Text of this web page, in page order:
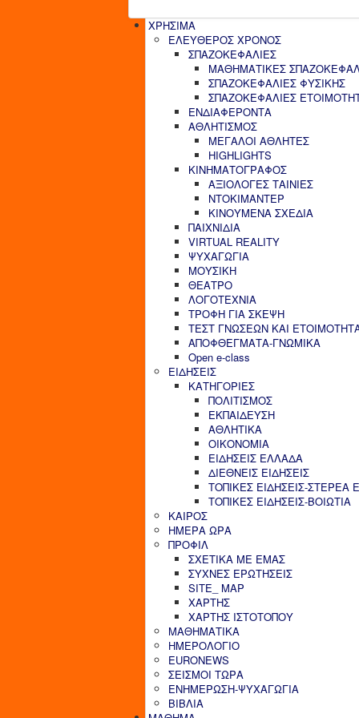
ΧΡΗΣΙΜΑ
ΕΛΕΥΘΕΡΟΣ ΧΡΟΝΟΣ
ΣΠΑΖΟΚΕΦΑΛΙΕΣ
ΜΑΘΗΜΑΤΙΚΕΣ
ΣΠΑΖΟΚΕΦΑΛΙΕΣ ΦΥΣΙΚΗΣ
ΣΠΑΖΟΚΕΦΑΛΙΕΣ
ΕΝΔΙΑΦΕΡΟΝΤΑ
ΑΘΛΗΤΙΣΜΟΣ
ΜΕΓΑΛΟΙ ΑΘΛΗΤΕΣ
HIGHLIGHTS
ΚΙΝΗΜΑΤΟΓΡΑΦΟΣ
ΑΞΙΟΛΟΓΕΣ ΤΑΙΝΙΕΣ
ΝΤΟΚΙΜΑΝΤΕΡ
ΚΙΝΟΥΜΕΝΑ ΣΧΕΔΙΑ
ΠΑΙΧΝΙΔΙΑ
VIRTUAL REALITY
ΨΥΧΑΓΩΓΙΑ
ΜΟΥΣΙΚΗ
ΘΕΑΤΡΟ
ΛΟΓΟΤΕΧΝΙΑ
ΤΡΟΦΗ ΓΙΑ ΣΚΕΨΗ
ΤΕΣΤ ΓΝΩΣΕΩΝ ΚΑΙ
ΑΠΟΦΘΕΓΜΑΤΑ-ΓΝΩΜΙΚΑ
Open e-class
ΕΙΔΗΣΕΙΣ
ΚΑΤΗΓΟΡΙΕΣ
ΠΟΛΙΤΙΣΜΟΣ
ΕΚΠΑΙΔΕΥΣΗ
ΑΘΛΗΤΙΚΑ
ΟΙΚΟΝΟΜΙΑ
ΕΙΔΗΣΕΙΣ ΕΛΛΑΔΑ
ΔΙΕΘΝΕΙΣ ΕΙΔΗΣΕΙΣ
ΤΟΠΙΚΕΣ ΕΙΔΗΣΕΙΣ-ΣΤΕΡΕΑ
ΤΟΠΙΚΕΣ ΕΙΔΗΣΕΙΣ-ΒΟΙΩΤΙΑ
ΚΑΙΡΟΣ
ΗΜΕΡΑ ΩΡΑ
ΠΡΟΦΙΛ
ΣΧΕΤΙΚΑ ΜΕ ΕΜΑΣ
ΣΥΧΝΕΣ ΕΡΩΤΗΣΕΙΣ
SITE_ MAP
ΧΑΡΤΗΣ
ΧΑΡΤΗΣ ΙΣΤΟΤΟΠΟΥ
ΜΑΘΗΜΑΤΙΚΑ
ΗΜΕΡΟΛΟΓΙΟ
EURONEWS
ΣΕΙΣΜΟΙ ΤΩΡΑ
ΕΝΗΜΕΡΩΣΗ-ΨΥΧΑΓΩΓΙΑ
ΒΙΒΛΙΑ